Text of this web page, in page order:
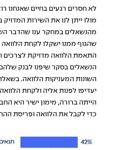
לא חסרים רגעים בחיים שאנחנו
מהנשאלים במחקר ענו שהדבר
שהגוף ממנו ישקלו לקחת הלוואה
התאמת הלוואה מדויקת לצרכים
הנשאלים בסקר שיפנו לבנק
השונות המעניקות הלוואה.
יעדיפו לפנות אליה ולקחת
הייתה ברורה, מימון ישיר היא
כדי לקבל את הלוואה ופריסת